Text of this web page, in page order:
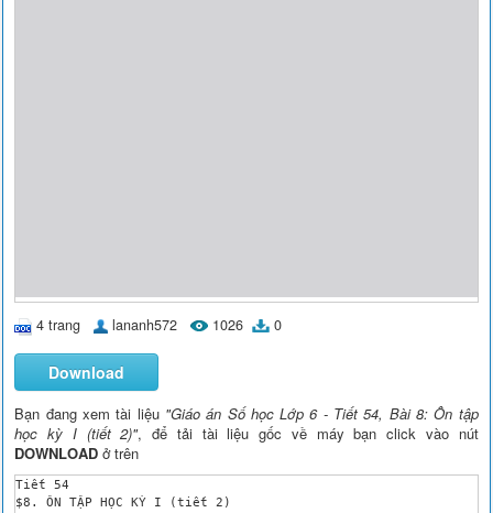
4 trang lananh572 1026 0
Download
Bạn đang xem tài liệu "Giáo án Số học Lớp 6 - Tiết 54, Bài 8: Ôn tập
học kỳ I (tiết 2)", để tải tài liệu gốc về máy bạn click vào nút
DOWNLOAD ở trên
Tiết 54
$8. ÔN TẬP HỌC KỲ I (tiết 2)